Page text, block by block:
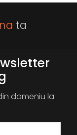
ta
domeniu la